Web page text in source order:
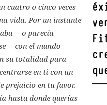
cuatro o cinco veces
vida. Por un instante
—o parecía
con el mundo
su totalidad para
en ti con un
prejuicio en tu favor.
hasta donde querías